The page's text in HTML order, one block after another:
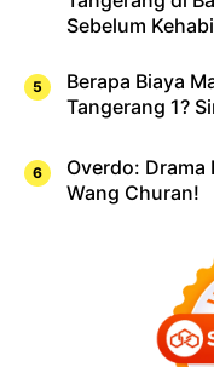
Sebelum
Berapa Biaya
Tangerang 1?
Overdo:
Wang Churan!